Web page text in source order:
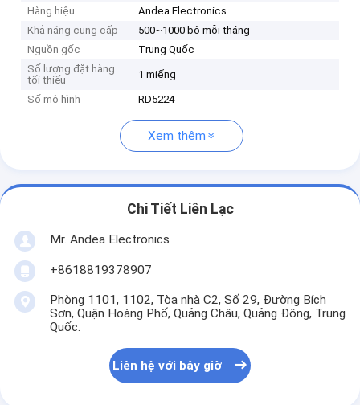
Hàng hiệu
Andea Electronics
Khả năng cung cấp
500~1000 bộ mỗi tháng
Nguồn gốc
Trung Quốc
Số lượng đặt hàng
tối thiểu
1 miếng
Số mô hình RD5224
Xem thêm
Chi Tiết Liên Lạc
Mr. Andea Electronics
+8618819378907
Phòng 1101, 1102, Tòa nhà C2, Số 29, Đường Bích
Sơn, Quận Hoàng Phố, Quảng Châu, Quảng Đông, Trung
Quốc.
Liên hệ với bây giờ